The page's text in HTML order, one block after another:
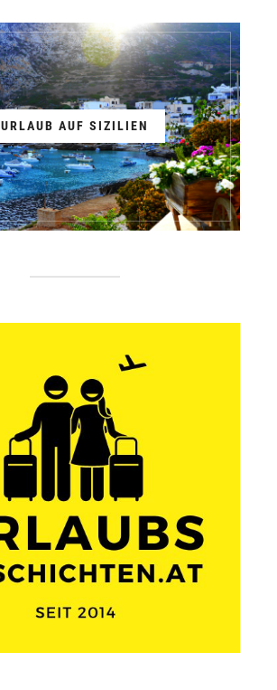
URLAUB AUF SIZILIEN